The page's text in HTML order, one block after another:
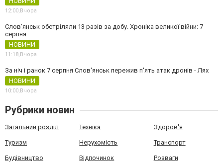
12:00,Вчора
Слов’янськ обстріляли 13 разів за добу. Хроніка великої війни: 7
серпня
НОВИНИ
11:18,Вчора
За ніч і ранок 7 серпня Слов'янськ пережив п'ять атак дронів - Лях
НОВИНИ
10:00,Вчора
Рубрики новин
Загальний розділ Техніка Здоров'я
Туризм Нерухомість Транспорт
Будівництво Відпочинок Розваги